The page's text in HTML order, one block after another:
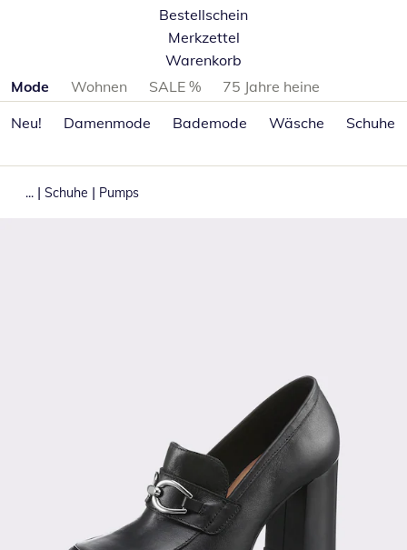
Bestellschein
Merkzettel
Warenkorb
Produktkategorien überspringen
Mode Wohnen SALE %
75 Jahre heine
Neu!
Damenmode Bademode Wäsche Schuhe
... | Schuhe | Pumps